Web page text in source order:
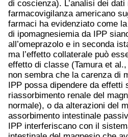
di coscienza). L’analisi dei
farmacovigilanza americano
farmaci ha evidenziato come
di ipomagnesiemia da IPP
all’omeprazolo e in seconda
ma l’effetto collaterale può
effetto di classe (Tamura et
non sembra che la carenza di
IPP possa dipendere da effetti
riassorbimento renale del
normale), o da alterazioni del
assorbimento intestinale
IPP interferiscano con il